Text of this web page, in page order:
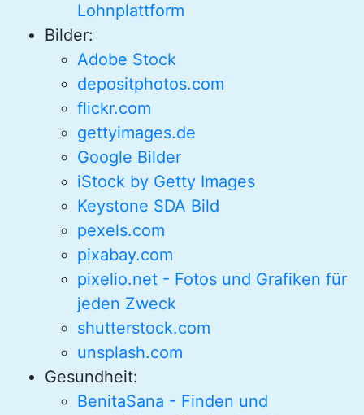
Lohnplattform
Bilder:
Adobe Stock
depositphotos.com
flickr.com
gettyimages.de
Google Bilder
iStock by Getty Images
Keystone SDA Bild
pexels.com
pixabay.com
pixelio.net - Fotos und Grafiken für
jeden Zweck
shutterstock.com
unsplash.com
Gesundheit:
BenitaSana - Finden und